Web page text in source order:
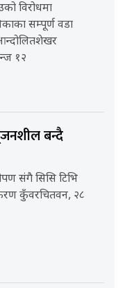
विरोधमा
सम्पूर्ण वडा
१२
बन्दै
संगै सिसि टिभि
कुँवरचितवन, २८